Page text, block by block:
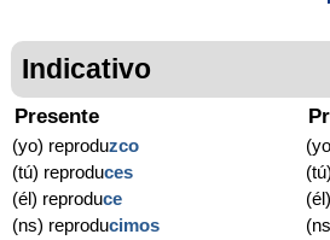
Indicativo
Presente
(yo) reproduzco
(tú) reproduces
(él) reproduce
(ns) reproducimos